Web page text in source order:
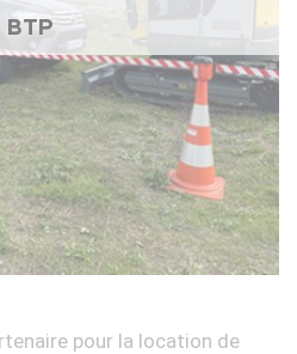
BTP
pour la location de